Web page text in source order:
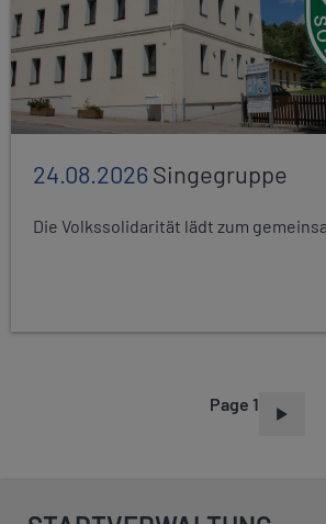
24.08.2026Singegruppe
Die Volkssolidarität lädt zum
Page 1